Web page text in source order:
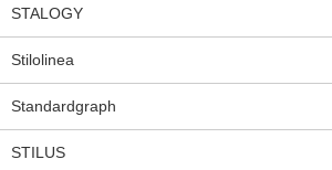
STALOGY
Stilolinea
Standardgraph
STILUS